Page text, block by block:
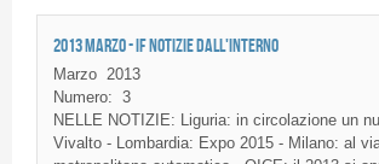
2013 MARZO - IF NOTIZIE DALL'INTERNO
Marzo
2013
Numero: 3
NELLE NOTIZIE: Liguria: in circolazione un
Vivalto - Lombardia: Expo 2015 - Milano: al